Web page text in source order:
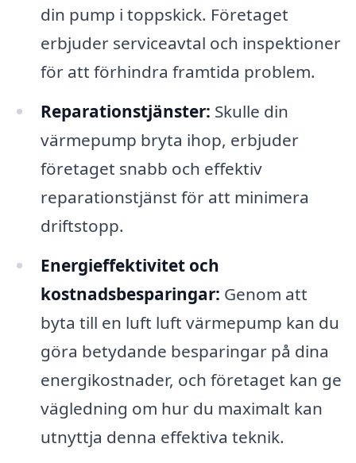
din pump i toppskick. Företaget
erbjuder serviceavtal och inspektioner
för att förhindra framtida problem.
Reparationstjänster: Skulle din
värmepump bryta ihop, erbjuder
företaget snabb och effektiv
reparationstjänst för att minimera
driftstopp.
Energieffektivitet och
kostnadsbesparingar: Genom att
byta till en luft luft värmepump kan du
göra betydande besparingar på dina
energikostnader, och företaget kan ge
vägledning om hur du maximalt kan
utnyttja denna effektiva teknik.